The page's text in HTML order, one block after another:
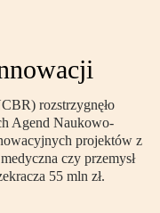
rozstrzygnęło
Agend Naukowo-
projektów z
czy przemysł
55 mln zł.